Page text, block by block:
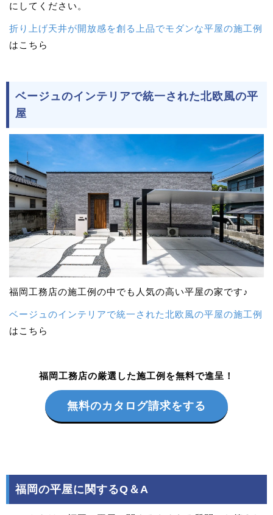
にしてください。
折り上げ天井が開放感を創る上品でモダンな平屋の施工例
はこちら
ベージュのインテリアで統一された北欧風の平
屋
福岡工務店の施工例の中でも人気の高い平屋の家です♪
ベージュのインテリアで統一された北欧風の平屋の施工例
はこちら
福岡工務店の厳選した施工例を無料で進呈！
無料のカタログ請求をする
福岡の平屋に関するQ＆A